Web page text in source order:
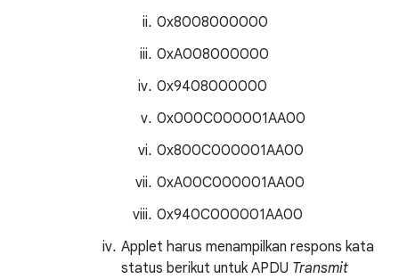
0x8008000000
0xA008000000
0x9408000000
0x000C000001AA00
0x800C000001AA00
0xA00C000001AA00
0x940C000001AA00
Applet harus menampilkan respons kata
status berikut untuk APDU Transmit